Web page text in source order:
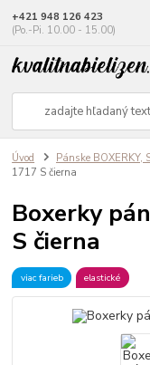
+421 948 126 423
(Po.-Pi. 10.00 - 15.00)
Úvod Pánske BOXERKY,
1717 S čierna
Boxerky
S čierna
viac farieb elastické